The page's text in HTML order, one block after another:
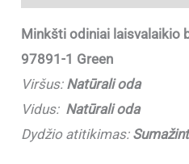
Minkšti odiniai laisvalaikio
97891-1 Green
Viršus: Natūrali oda
Vidus: Natūrali oda
Dydžio atitikimas: